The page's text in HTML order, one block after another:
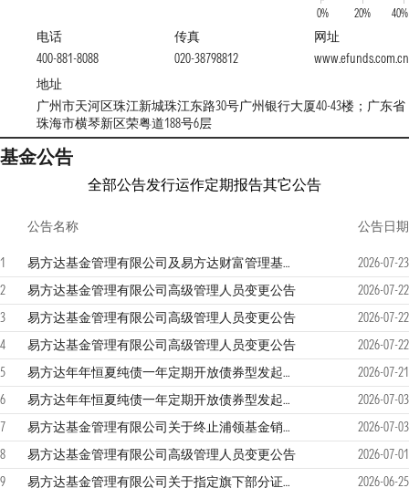
0% 20% 40%
电话
400-881-8088
传真
020-38798812
网址
www.efunds.com.cn
地址
广州市天河区珠江新城珠江东路30号广州银行大厦40-43楼；广东省
珠海市横琴新区荣粤道188号6层
基金公告
全部公告发行运作定期报告其它公告
公告名称 公告日期
1 易方达基金管理有限公司及易方达财富管理基金销售（广州）有限公司关于零售直销业务迁移安排的联合提示性公告
2026-07-23
2
易方达基金管理有限公司高级管理人员变更公告
2026-07-22
3
易方达基金管理有限公司高级管理人员变更公告
2026-07-22
4
易方达基金管理有限公司高级管理人员变更公告
2026-07-22
5
易方达年年恒夏纯债一年定期开放债券型发起式证券投资基金2026年第2季度报告
2026-07-21
6
易方达年年恒夏纯债一年定期开放债券型发起式证券投资基金分红公告
2026-07-03
7
易方达基金管理有限公司关于终止浦领基金销售有限公司办理本公司旗下基金销售业务的公告
2026-07-03
8
易方达基金管理有限公司高级管理人员变更公告
2026-07-01
9
易方达基金管理有限公司关于指定旗下部分证券投资基金主流动性服务商的公告 2026-06-25